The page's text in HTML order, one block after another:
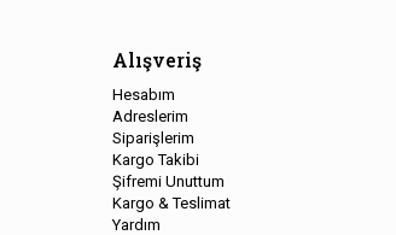
Alışveriş
Hesabım
Adreslerim
Siparişlerim
Kargo Takibi
Şifremi Unuttum
Kargo & Teslimat
Yardım